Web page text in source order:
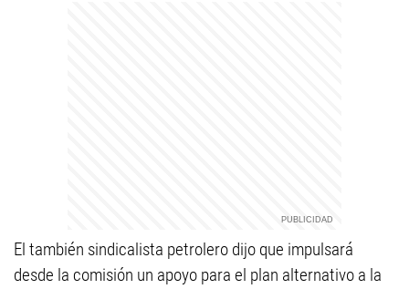
El también sindicalista petrolero dijo que impulsará
desde la comisión un apoyo para el plan alternativo a la